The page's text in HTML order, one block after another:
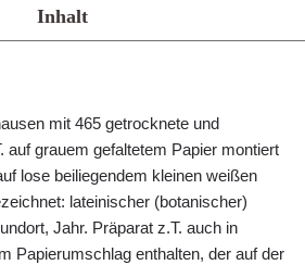
Inhalt
mit 465 getrocknete und
auf grauem gefaltetem Papier montiert
lose beiliegendem kleinen weißen
lateinischer (botanischer)
Jahr. Präparat z.T. auch in
Papierumschlag enthalten, der auf der